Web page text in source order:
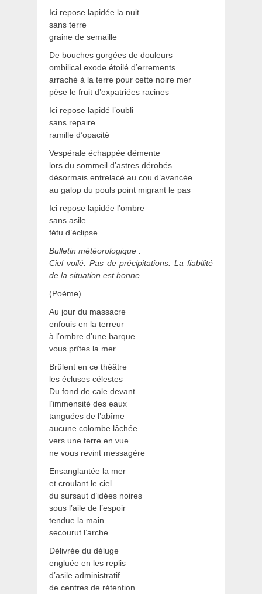
Ici repose lapidée la nuit
sans terre
graine de semaille
De bouches gorgées de douleurs
ombilical exode étoilé d’errements
arraché à la terre pour cette noire mer
pèse le fruit d’expatriées racines
Ici repose lapidé l’oubli
sans repaire
ramille d’opacité
Vespérale échappée démente
lors du sommeil d’astres dérobés
désormais entrelacé au cou d’avancée
au galop du pouls point migrant le pas
Ici repose lapidée l’ombre
sans asile
fétu d’éclipse
Bulletin météorologique :
Ciel voilé. Pas de précipitations. La fiabilité
de la situation est bonne.
(Poème)
Au jour du massacre
enfouis en la terreur
à l’ombre d’une barque
vous prîtes la mer
Brûlent en ce théâtre
les écluses célestes
Du fond de cale devant
l’immensité des eaux
tanguées de l’abîme
aucune colombe lâchée
vers une terre en vue
ne vous revint messagère
Ensanglantée la mer
et croulant le ciel
du sursaut d’idées noires
sous l’aile de l’espoir
tendue la main
secourut l’arche
Délivrée du déluge
engluée en les replis
d’asile administratif
de centres de rétention